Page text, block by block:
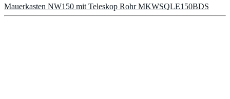
Mauerkasten NW150 mit Teleskop Rohr MKWSQLE150BDS